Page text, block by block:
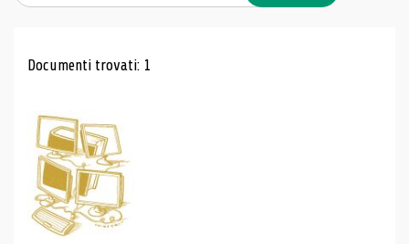
Risultati di ricerca
Documenti trovati: 1